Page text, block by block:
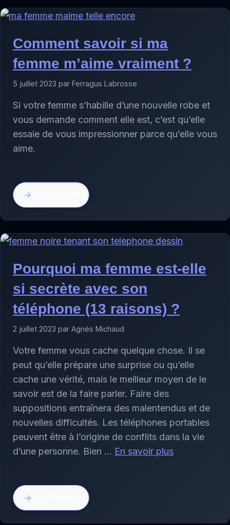
Comment savoir si ma
femme m’aime vraiment ?
5 juillet 2023 par Ferragus Labrosse
Si votre femme s’habille d’une nouvelle robe et
vous demande comment elle est, c’est qu’elle
essaie de vous impressionner parce qu’elle vous
aime.
Pourquoi ma femme est-elle
si secrète avec son
téléphone (13 raisons) ?
2 juillet 2023 par Agnès Michaud
Votre femme vous cache quelque chose. Il se
peut qu’elle prépare une surprise ou qu’elle
cache une vérité, mais le meilleur moyen de le
savoir est de la faire parler. Faire des
suppositions entraînera des malentendus et de
nouvelles difficultés. Les téléphones portables
peuvent être à l’origine de conflits dans la vie
d’une personne. Bien … En savoir plus